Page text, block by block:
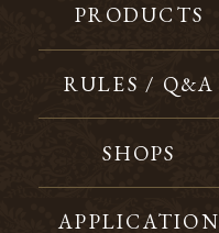
PRODUCTS
RULES / Q&A
SHOPS
APPLICATION